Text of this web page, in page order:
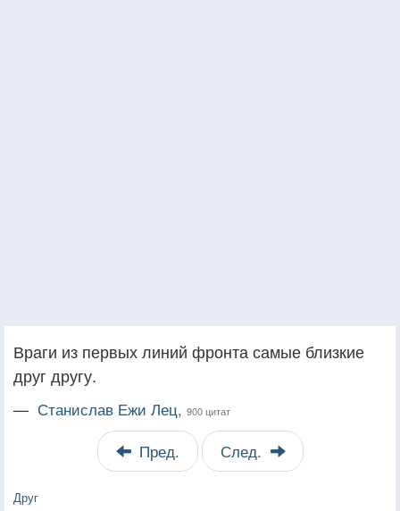
Враги из первых линий фронта самые близкие
друг другу.
— Станислав Ежи Лец, 900 цитат
Пред. След.
Друг